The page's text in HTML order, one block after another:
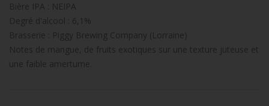
Bière IPA : NEIPA
Degré d'alcool : 6,1%
Brasserie : Piggy Brewing Company (Lorraine)
Notes de mangue, de fruits exotiques sur une texture juteuse et
une faible amertume.